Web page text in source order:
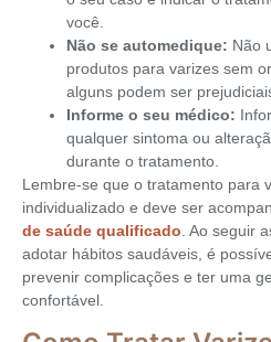
você.
Não se automedique: Não
produtos para varizes sem
alguns podem ser
Informe o seu médico:
qualquer sintoma ou
durante o tratamento.
Lembre-se que o tratamento para
individualizado e deve ser
de saúde qualificado . Ao seguir
adotar hábitos saudáveis, é
prevenir complicações e ter uma
confortável.